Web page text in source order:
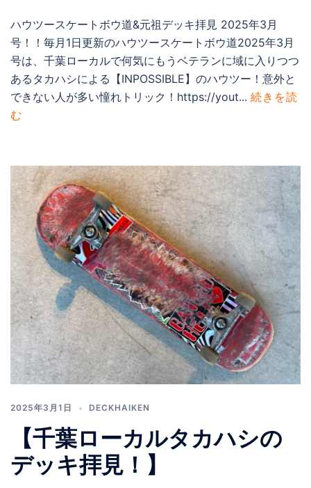
ハウツースケートボウ道&元祖デッキ拝見 2025年3月
号！！毎月1日更新のハウツースケートボウ道2025年3月
号は、千葉ローカルで何気にもうベテランに域に入りつつ
あるタカハシによる【INPOSSIBLE】のハウツー！意外と
できない人が多い憧れトリック！https://yout... 続きを読
む
2025年3月1日 DECKHAIKEN
【千葉ローカルタカハシの
デッキ拝見！】